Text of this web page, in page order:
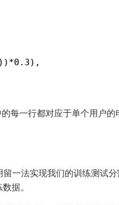
0.3),
每一行都对应于单个用户的
一法实现我们的训练测试分
据。